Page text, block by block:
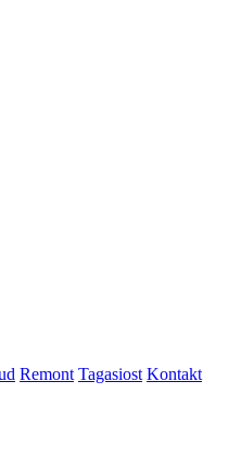
Remont Tagasiost Kontakt